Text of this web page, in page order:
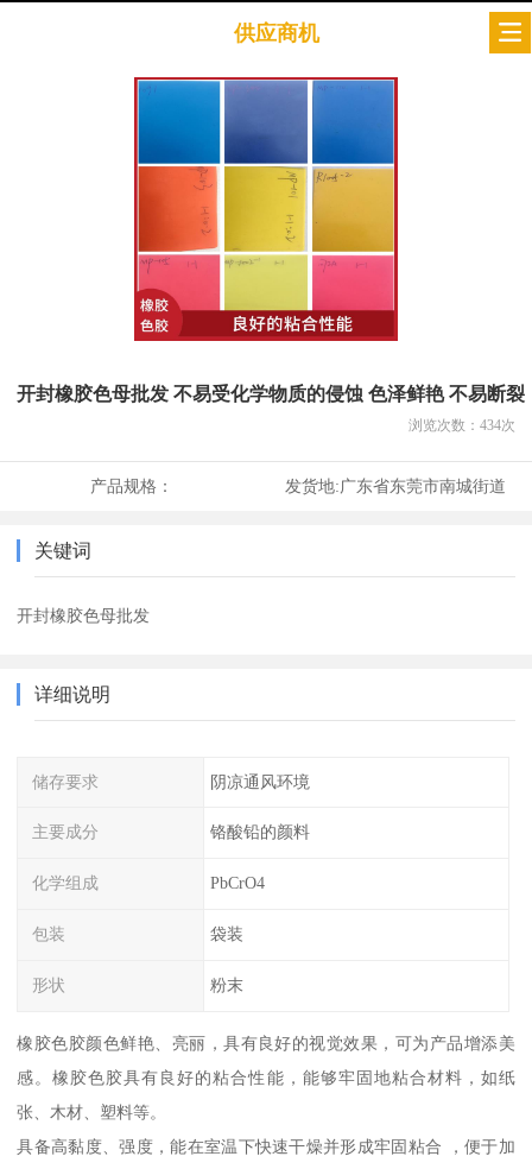
供应商机
开封橡胶色母批发 不易受化学物质的侵蚀 色泽鲜艳 不易断裂
浏览次数： 434次
产品规格： 发货地:广东省东莞市南城街道
关键词
开封橡胶色母批发
详细说明
储存要求 阴凉通风环境
主要成分 铬酸铅的颜料
化学组成 PbCrO4
包装 袋装
形状 粉末
橡胶色胶颜色鲜艳、亮丽，具有良好的视觉效果，可为产品增添美
感。橡胶色胶具有良好的粘合性能，能够牢固地粘合材料，如纸
张、木材、塑料等。
具备高黏度、强度，能在室温下快速干燥并形成牢固粘合 ，便于加